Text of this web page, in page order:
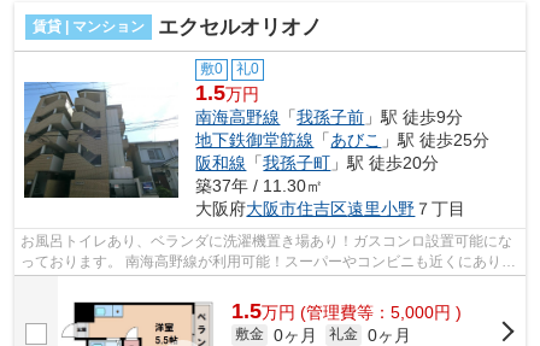
賃貸 | マンション エクセルオリオノ
敷0 礼0
1.5万円
南海高野線 「我孫子前 」駅 徒歩9分
地下鉄御堂筋線 「あびこ 」駅 徒歩25分
阪和線 「我孫子町 」駅 徒歩20分
築37年 / 11.30㎡
大阪府大阪市住吉区遠里小野 ７丁目
お風呂トイレあり、ベランダに洗濯機置き場あり！ガスコンロ設置可能にな
っております。 南海高野線が利用可能！スーパーやコンビニも近くにありま
1.5万円 (管理費等：5,000円 )
敷金 0ヶ月 礼金 0ヶ月